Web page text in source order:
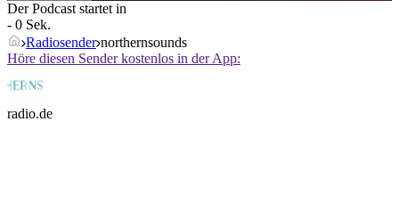
Der Podcast startet in
- 0 Sek.
Radiosender northernsounds
Höre diesen Sender kostenlos in der App:
radio.de